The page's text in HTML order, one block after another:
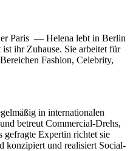
Paris — Helena lebt in Berlin
ihr Zuhause. Sie arbeitet für
Fashion, Celebrity,
in internationalen
betreut Commercial-Drehs,
gefragte Expertin richtet sie
konzipiert und realisiert Social-